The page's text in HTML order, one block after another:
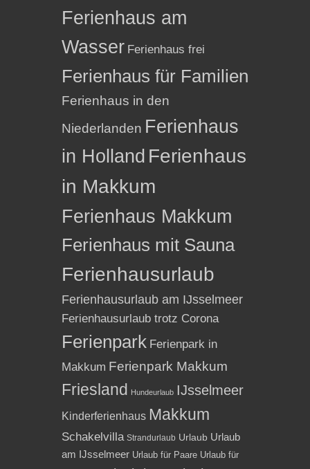
Ferienhaus am
Wasser Ferienhaus frei
Ferienhaus für Familien
Ferienhaus in den
Niederlanden Ferienhaus
in Holland Ferienhaus
in Makkum
Ferienhaus Makkum
Ferienhaus mit Sauna
Ferienhausurlaub
Ferienhausurlaub am IJsselmeer
Ferienhausurlaub trotz Corona
Ferienpark Ferienpark in
Makkum Ferienpark Makkum
Friesland Hundeurlaub IJsselmeer
Kinderferienhaus Makkum
Schakelvilla Strandurlaub Urlaub Urlaub
am IJsselmeer Urlaub für Paare Urlaub für